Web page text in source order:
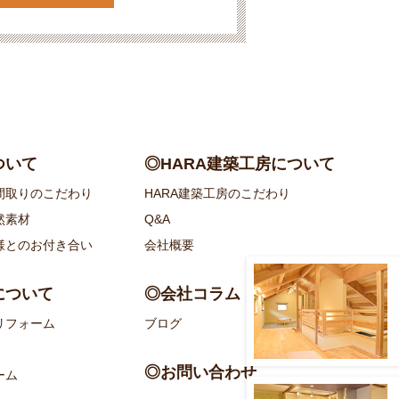
て
りのこだわり
素材
とのお付き合い
いて
フォーム
ム
◎HARA建築工房について
HARA建築工房のこだわり
Q&A
会社概要
◎会社コラム
ブログ
◎お問い合わせ